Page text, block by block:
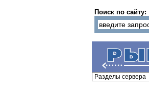
Поиск по сайту: